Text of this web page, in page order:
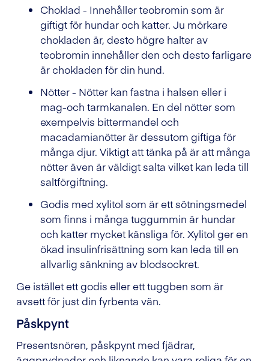
Choklad - Innehåller teobromin som är
giftigt för hundar och katter. Ju mörkare
chokladen är, desto högre halter av
teobromin innehåller den och desto farligare
är chokladen för din hund.
Nötter - Nötter kan fastna i halsen eller i
mag-och tarmkanalen. En del nötter som
exempelvis bittermandel och
macadamianötter är dessutom giftiga för
många djur. Viktigt att tänka på är att många
nötter även är väldigt salta vilket kan leda till
saltförgiftning.
Godis med xylitol som är ett sötningsmedel
som finns i många tuggummin är hundar
och katter mycket känsliga för. Xylitol ger en
ökad insulinfrisättning som kan leda till en
allvarlig sänkning av blodsockret.
Ge istället ett godis eller ett tuggben som är
avsett för just din fyrbenta vän.
Påskpynt
Presentsnören, påskpynt med fjädrar,